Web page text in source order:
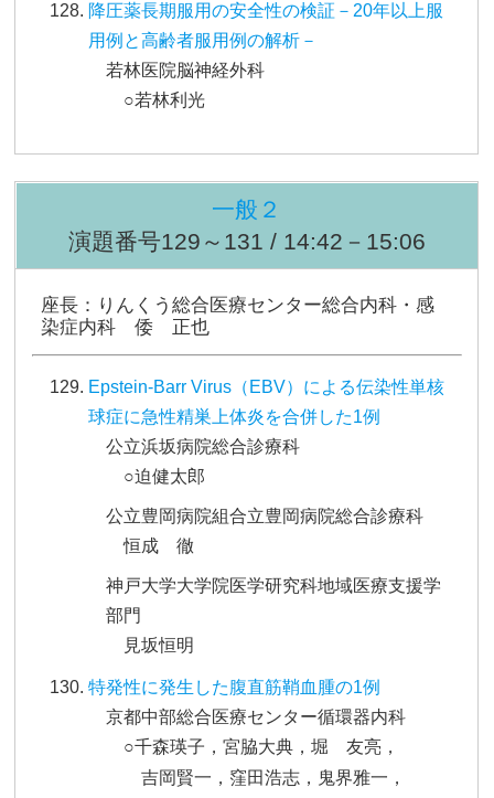
降圧薬長期服用の安全性の検証－20年以上服
用例と高齢者服用例の解析－
若林医院脳神経外科
○若林利光
一般２
演題番号129～131 / 14:42－15:06
座長：りんくう総合医療センター総合内科・感
染症内科 倭 正也
Epstein-Barr Virus（EBV）による伝染性単核
球症に急性精巣上体炎を合併した1例
公立浜坂病院総合診療科
○迫健太郎
公立豊岡病院組合立豊岡病院総合診療科
恒成 徹
神戸大学大学院医学研究科地域医療支援学
部門
見坂恒明
特発性に発生した腹直筋鞘血腫の1例
京都中部総合医療センター循環器内科
○千森瑛子，宮脇大典，堀 友亮，
吉岡賢一，窪田浩志，鬼界雅一，